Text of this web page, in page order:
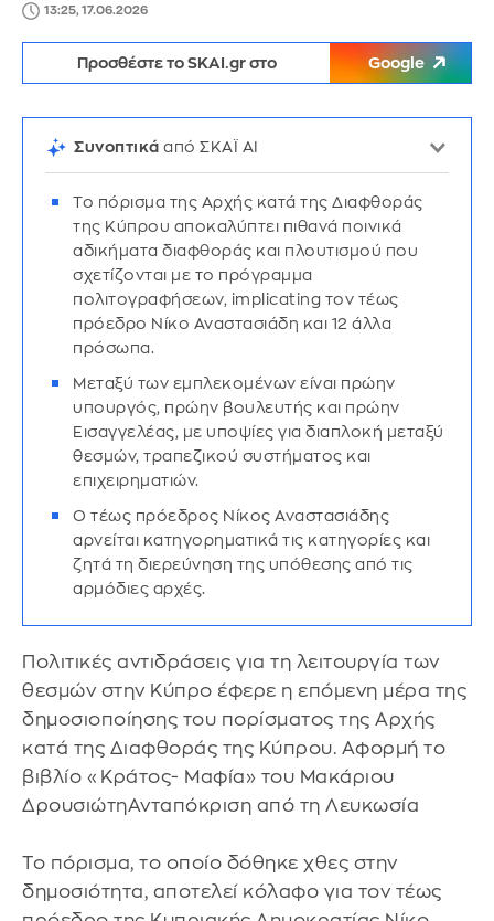
13:25, 17.06.2026
Προσθέστε το SKAI.gr στο Google
Συνοπτικά από ΣΚΑΪ AI
Το πόρισμα της Αρχής κατά της Διαφθοράς
της Κύπρου αποκαλύπτει πιθανά ποινικά
αδικήματα διαφθοράς και πλουτισμού που
σχετίζονται με το πρόγραμμα
πολιτογραφήσεων, implicating τον τέως
πρόεδρο Νίκο Αναστασιάδη και 12 άλλα
πρόσωπα.
Μεταξύ των εμπλεκομένων είναι πρώην
υπουργός, πρώην βουλευτής και πρώην
Εισαγγελέας, με υποψίες για διαπλοκή μεταξύ
θεσμών, τραπεζικού συστήματος και
επιχειρηματιών.
Ο τέως πρόεδρος Νίκος Αναστασιάδης
αρνείται κατηγορηματικά τις κατηγορίες και
ζητά τη διερεύνηση της υπόθεσης από τις
αρμόδιες αρχές.
Πολιτικές αντιδράσεις για τη λειτουργία των
θεσμών στην Κύπρο έφερε η επόμενη μέρα της
δημοσιοποίησης του πορίσματος της Αρχής
κατά της Διαφθοράς της Κύπρου. Αφορμή το
βιβλίο «Κράτος- Μαφία» του Μακάριου
ΔρουσιώτηΑνταπόκριση από τη Λευκωσία
Το πόρισμα, το οποίο δόθηκε χθες στην
δημοσιότητα, αποτελεί κόλαφο για τον τέως